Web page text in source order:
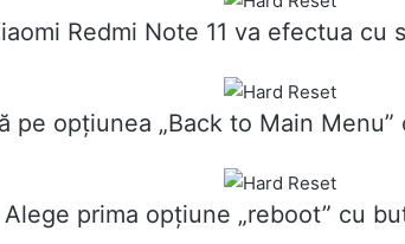
Redmi Note 11 va efectua cu
pe opțiunea „Back to Main
prima opțiune „reboot” cu